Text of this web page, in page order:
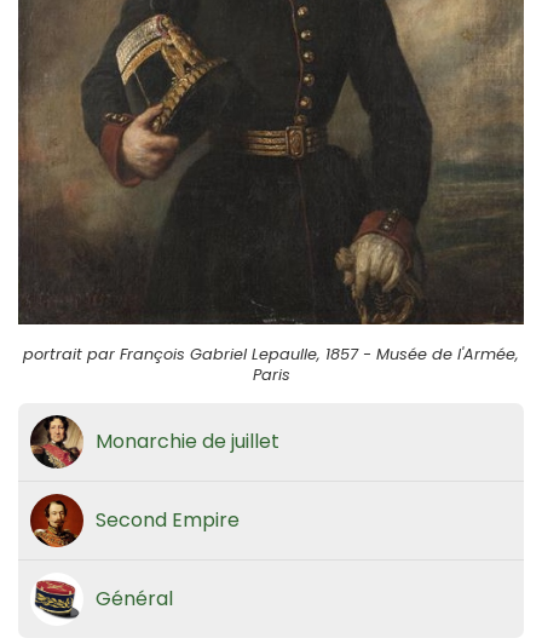
portrait par François Gabriel Lepaulle, 1857 - Musée de l'Armée,
Paris
Monarchie de juillet
Second Empire
Général